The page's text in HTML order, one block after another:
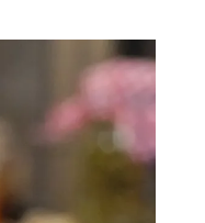
Ordu
Rize
Sakarya